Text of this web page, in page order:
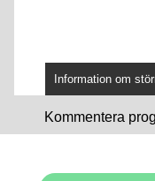
Information om
Kommentera